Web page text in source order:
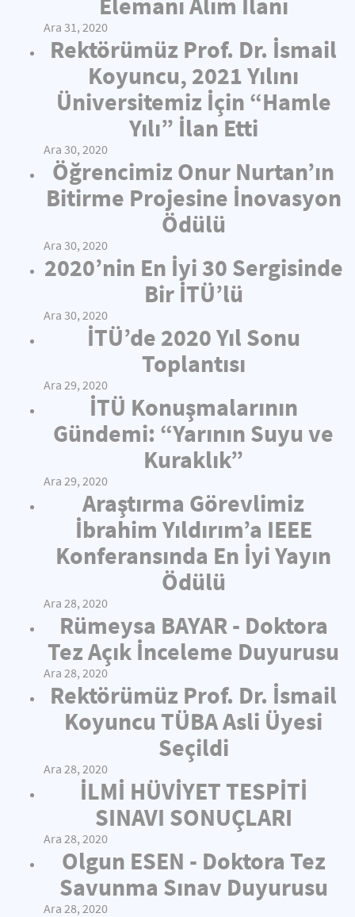
Ara 31, 2020
Rektörümüz Prof. Dr. İsmail
Koyuncu, 2021 Yılını
Üniversitemiz İçin “Hamle
Yılı” İlan Etti
Ara 30, 2020
Öğrencimiz Onur Nurtan’ın
Bitirme Projesine İnovasyon
Ödülü
Ara 30, 2020
2020’nin En İyi 30 Sergisinde
Bir İTÜ’lü
Ara 30, 2020
İTÜ’de 2020 Yıl Sonu
Toplantısı
Ara 29, 2020
İTÜ Konuşmalarının
Gündemi: “Yarının Suyu ve
Kuraklık”
Ara 29, 2020
Araştırma Görevlimiz
İbrahim Yıldırım’a IEEE
Konferansında En İyi Yayın
Ödülü
Ara 28, 2020
Rümeysa BAYAR - Doktora
Tez Açık İnceleme Duyurusu
Ara 28, 2020
Rektörümüz Prof. Dr. İsmail
Koyuncu TÜBA Asli Üyesi
Seçildi
Ara 28, 2020
İLMİ HÜVİYET TESPİTİ
SINAVI SONUÇLARI
Ara 28, 2020
Olgun ESEN - Doktora Tez
Savunma Sınav Duyurusu
Ara 28, 2020